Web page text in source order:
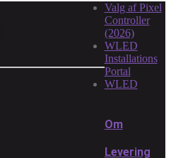
Valg af Pixel
Controller
(2026)
WLED
Installations
Portal
WLED
Om
Levering